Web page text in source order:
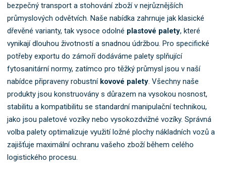
k
t
n
e
b
o
t
e
g
o
r
bezpečný transport a stohování zboží v nejrůznějších
průmyslových odvětvích. Naše nabídka zahrnuje jak klasické
dřevěné varianty, tak vysoce odolné plastové palety, které
vynikají dlouhou životností a snadnou údržbou. Pro specifické
potřeby exportu do zámoří dodáváme palety splňující
fytosanitární normy, zatímco pro těžký průmysl jsou v naší
nabídce připraveny robustní kovové palety Všechny naše
produkty jsou konstruovány s důrazem na vysokou nosnost,
stabilitu a kompatibilitu se standardní manipulační technikou,
jako jsou paletové vozíky nebo vysokozdvižné vozíky. Správná
volba palety optimalizuje využití ložné plochy nákladních vozů a
zajišťuje maximální ochranu vašeho zboží během celého
logistického procesu.